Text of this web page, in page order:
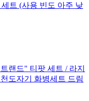
트 (사용 빈도 아주 낮
랜드" 티팟 세트 / 라지
도자기 화병세트 드림